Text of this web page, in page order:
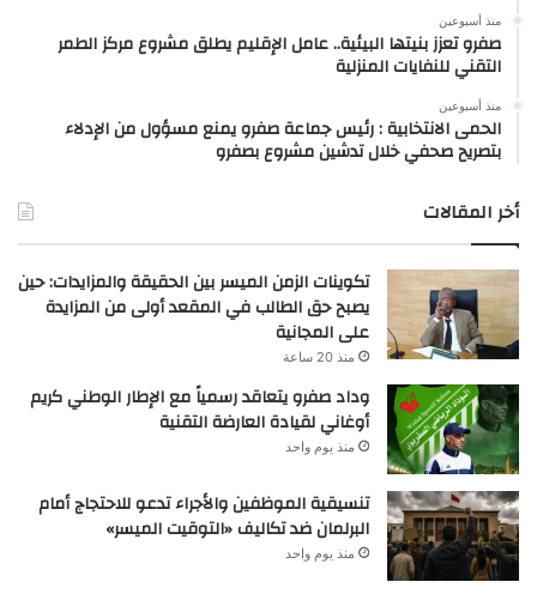
منذ أسبوعين
صفرو تعزز بنيتها البيئية.. عامل الإقليم يطلق مشروع مركز الطمر
التقني للنفايات المنزلية
منذ أسبوعين
الحمى الانتخابية : رئيس جماعة صفرو يمنع مسؤول من الإدلاء
بتصريح صحفي خلال تدشين مشروع بصفرو
أخر المقالات
تكوينات الزمن الميسر بين الحقيقة والمزايدات: حين
يصبح حق الطالب في المقعد أولى من المزايدة
على المجانية
منذ 20 ساعة
وداد صفرو يتعاقد رسمياً مع الإطار الوطني كريم
أوغاني لقيادة العارضة التقنية
منذ يوم واحد
تنسيقية الموظفين والأجراء تدعو للاحتجاج أمام
البرلمان ضد تكاليف «التوقيت الميسر»
منذ يوم واحد